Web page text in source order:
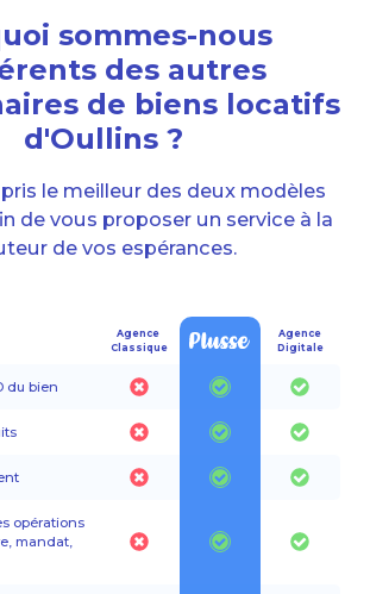
sommes-nous
des autres
de biens locatifs
d'Oullins ?
le meilleur des deux modèles
de vous proposer un service à la
de vos espérances.
Agence
Classique
Agence
Digitale
du bien
opérations
mandat,